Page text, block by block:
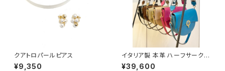
クアトロパールピアス
¥9,350
イタリア製 本革 ハーフサークル
レザーバッグ
¥39,600